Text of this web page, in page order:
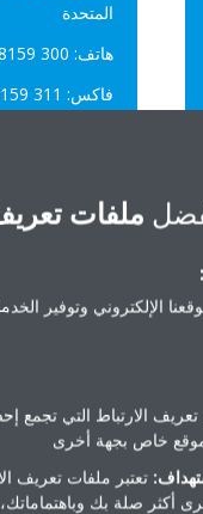
المتحدة
هاتف: ‎+971 4 8159 300
فاكس: ‎+971 4 8159 311
مساعدة؟
ملفات
الإلكتروني وتوفير
الارتباط التي تجمع
موقع خاص بجهة أخرى
تعتبر ملفات تعريف
أكثر صلة بك